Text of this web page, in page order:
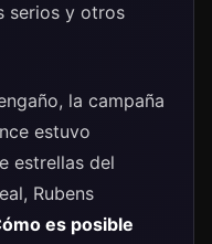
serios y otros
la campaña
estuvo
estrellas del
Rubens
es posible